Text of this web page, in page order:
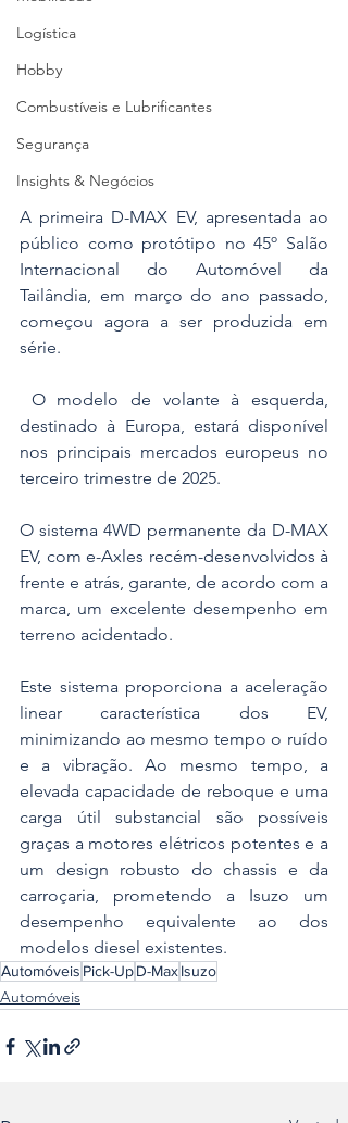
Logística
Hobby
Combustíveis e Lubrificantes
Segurança
Insights & Negócios
A primeira D-MAX EV, apresentada ao
público como protótipo no 45º Salão
Internacional do Automóvel da
Tailândia, em março do ano passado,
começou agora a ser produzida em
série.
O modelo de volante à esquerda,
destinado à Europa, estará disponível
nos principais mercados europeus no
terceiro trimestre de 2025.
O sistema 4WD permanente da D-MAX
EV, com e-Axles recém-desenvolvidos à
frente e atrás, garante, de acordo com a
marca, um excelente desempenho em
terreno acidentado.
Este sistema proporciona a aceleração
linear característica dos EV,
minimizando ao mesmo tempo o ruído
e a vibração. Ao mesmo tempo, a
elevada capacidade de reboque e uma
carga útil substancial são possíveis
graças a motores elétricos potentes e a
um design robusto do chassis e da
carroçaria, prometendo a Isuzo um
desempenho equivalente ao dos
modelos diesel existentes.
Automóveis Pick-UpD-MaxIsuzo
Automóveis